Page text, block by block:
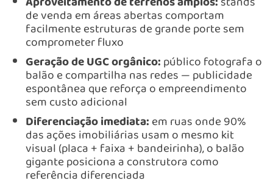
de venda em áreas abertas comportam
facilmente estruturas de grande porte sem
comprometer fluxo
Geração de UGC orgânico:público fotografa o
balão e compartilha nas redes — publicidade
espontânea que reforça o empreendimento
sem custo adicional
Diferenciação imediata:em ruas onde 90%
das ações imobiliárias usam o mesmo kit
visual (placa + faixa + bandeirinha), o balão
gigante posiciona a construtora como
referência diferenciada